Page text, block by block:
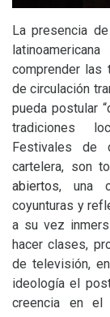
La presencia
comprender las
de circulación
pueda postular
tradiciones
Festivales de
cartelera, son
abiertos, una
coyunturas y
a su vez
hacer clases,
de televisión,
ideología el
creencia en el